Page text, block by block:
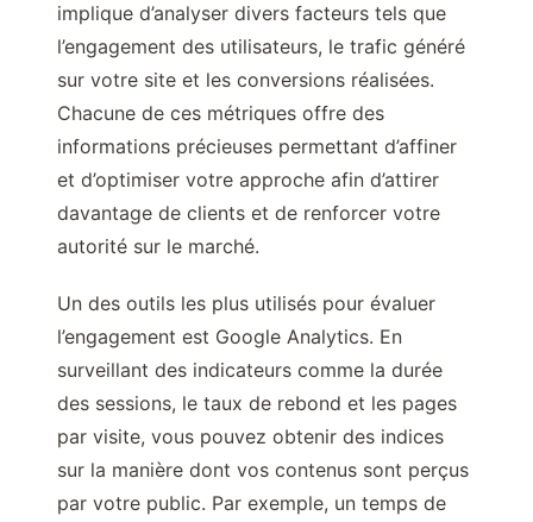
implique d’analyser divers facteurs tels que
l’engagement des utilisateurs, le trafic généré
sur votre site et les conversions réalisées.
Chacune de ces métriques offre des
informations précieuses permettant d’affiner
et d’optimiser votre approche afin d’attirer
davantage de clients et de renforcer votre
autorité sur le marché.
Un des outils les plus utilisés pour évaluer
l’engagement est Google Analytics. En
surveillant des indicateurs comme la durée
des sessions, le taux de rebond et les pages
par visite, vous pouvez obtenir des indices
sur la manière dont vos contenus sont perçus
par votre public. Par exemple, un temps de